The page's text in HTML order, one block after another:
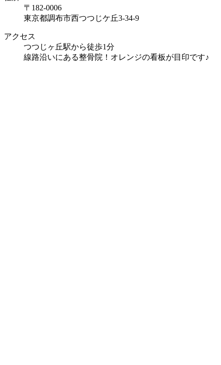
〒182-0006
東京都調布市西つつじケ丘3-34-9
アクセス
つつじヶ丘駅から徒歩1分
線路沿いにある整骨院！オレンジの看板が目印です♪